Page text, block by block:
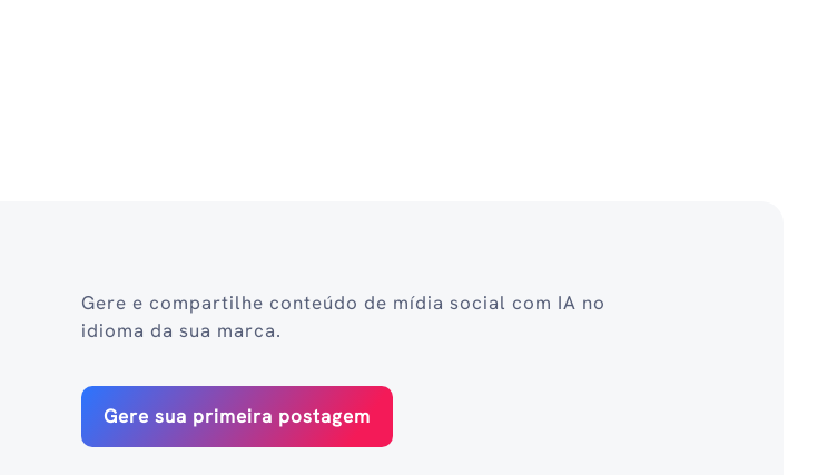
Gere e compartilhe conteúdo de mídia social com IA no
idioma da sua marca.
Gere sua primeira postagem